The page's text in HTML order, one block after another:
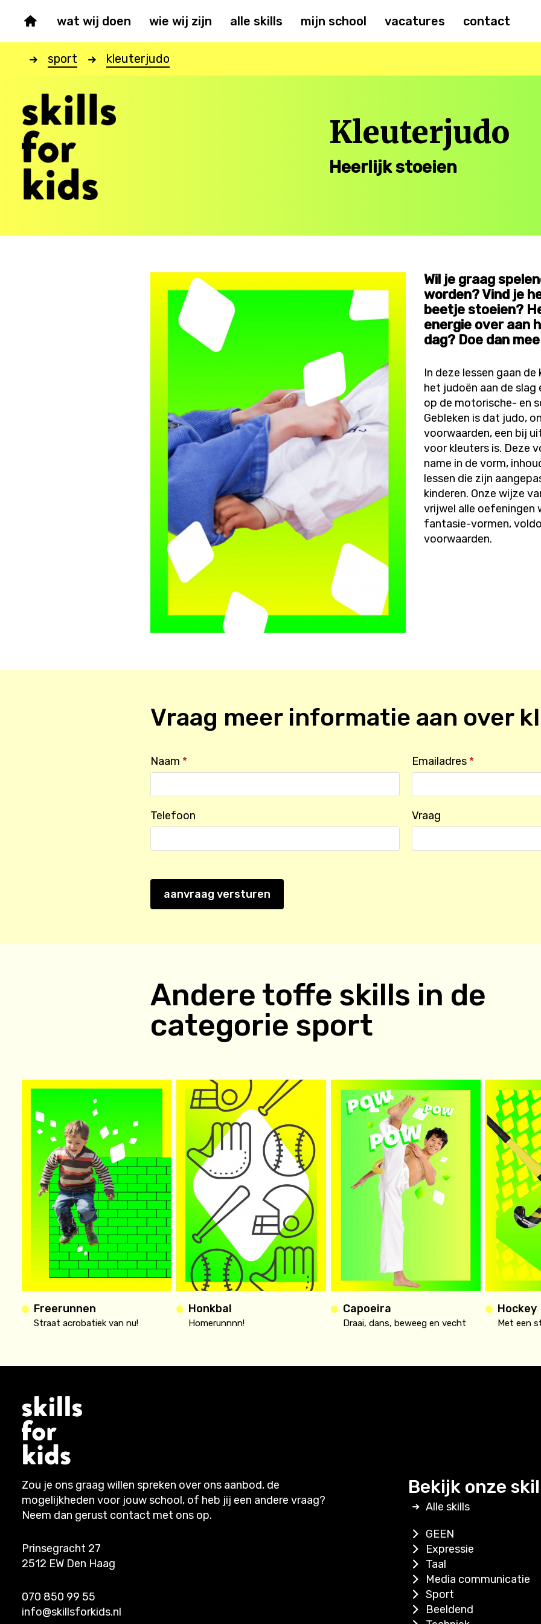
wat wij doen wie wij zijn alle skills mijn school vacatures contact
sport kleuterjudo
Kleuterjudo
Heerlijk stoeien
Wil je graag
worden? Vind je
beetje stoeien?
energie over aan
dag? Doe dan
In deze lessen gaan
het judoën aan de slag
op de motorische- en
Gebleken is dat judo,
voorwaarden, een bij
voor kleuters is. Deze
name in de vorm,
lessen die zijn
kinderen. Onze wijze
vrijwel alle oefeningen
fantasie-vormen,
voorwaarden.
Vraag meer informatie aan over
Naam *
Telefoon
Emailadres *
Vraag
aanvraag versturen
Andere toffe skills in de
categorie sport
Freerunnen
Straat acrobatiek van nu!
Honkbal
Homerunnnn!
Capoeira
Draai, dans, beweeg en vecht
Hockey
Met een
Zou je ons graag willen spreken over ons aanbod, de
mogelijkheden voor jouw school, of heb jij een andere vraag?
Neem dan gerust contact met ons op.
Prinsegracht 27
2512 EW Den Haag
070 850 99 55
info@skillsforkids.nl
Bekijk onze
Alle skills
GEEN
Expressie
Taal
Media communicatie
Sport
Beeldend